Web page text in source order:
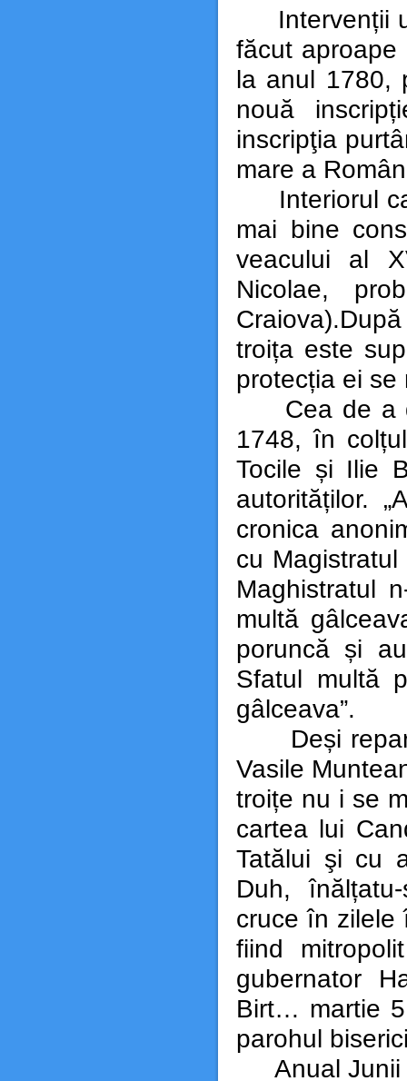
Intervenții
făcut aproape
la anul 1780,
nouă
inscripţia
mare a
Interiorul
mai bine
veacului al
Nicolae,
troița este
protecția ei se
Cea de a
1748, în
Tocile și Ilie
autorităților.
cronica
cu
Maghistratul
multă
poruncă și
Sfatul multă
gâlceava”.
Deși
Vasile
troițe nu i se
cartea lui
Tatălui şi cu
Duh,
cruce în zilele
fiind
gubernator
Birt… martie
parohul
Anual Junii